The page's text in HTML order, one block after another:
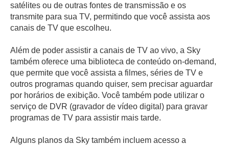
satélites ou de outras fontes de transmissão e os
transmite para sua TV, permitindo que você assista aos
canais de TV que escolheu.
Além de poder assistir a canais de TV ao vivo, a Sky
também oferece uma biblioteca de conteúdo on-demand,
que permite que você assista a filmes, séries de TV e
outros programas quando quiser, sem precisar aguardar
por horários de exibição. Você também pode utilizar o
serviço de DVR (gravador de vídeo digital) para gravar
programas de TV para assistir mais tarde.
Alguns planos da Sky também incluem acesso a